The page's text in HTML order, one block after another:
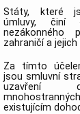
Státy, které
úmluvy, činí
nezákonného
zahraničí a
Za tímto
jsou smluvní
uzavření
existujícím